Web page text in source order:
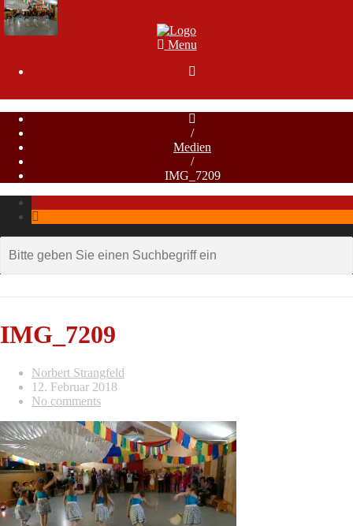
Menu

/
Medien
/
IMG_7209
IMG_7209
Norbert Strangfeld
12. Februar 2018
No comments